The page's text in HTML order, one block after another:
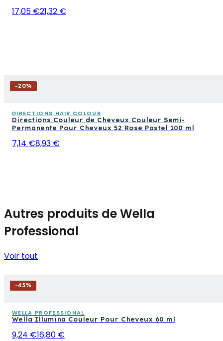
17,05 €21,32 €
-20%
DIRECTIONS HAIR COLOUR
Directions Couleur de Cheveux Couleur Semi-
Permanente Pour Cheveux 52 Rose Pastel 100 ml
7,14 €8,93 €
Autres produits de Wella
Professional
Voir tout
-45%
WELLA PROFESSIONAL
Wella Illumina Couleur Pour Cheveux 60 ml
9,24 €16,80 €